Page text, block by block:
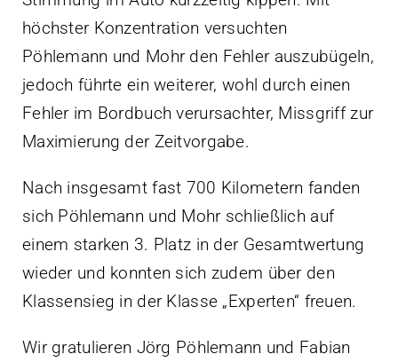
höchster Konzentration versuchten
Pöhlemann und Mohr den Fehler auszubügeln,
jedoch führte ein weiterer, wohl durch einen
Fehler im Bordbuch verursachter, Missgriff zur
Maximierung der Zeitvorgabe.
Nach insgesamt fast 700 Kilometern fanden
sich Pöhlemann und Mohr schließlich auf
einem starken 3. Platz in der Gesamtwertung
wieder und konnten sich zudem über den
Klassensieg in der Klasse „Experten“ freuen.
Wir gratulieren Jörg Pöhlemann und Fabian